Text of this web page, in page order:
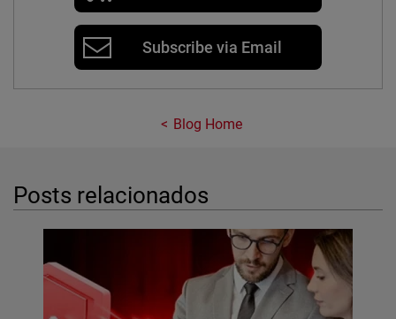
Subscribe via Email
Blog Home
Posts relacionados